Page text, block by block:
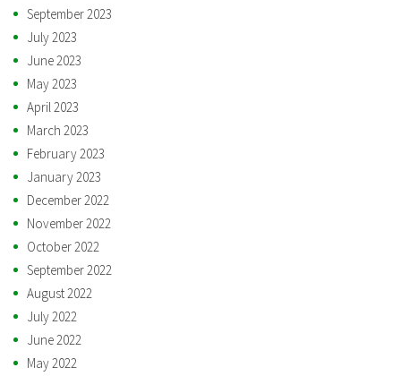
September 2023
July 2023
June 2023
May 2023
April 2023
March 2023
February 2023
January 2023
December 2022
November 2022
October 2022
September 2022
August 2022
July 2022
June 2022
May 2022